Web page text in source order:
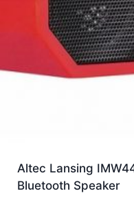
Altec Lansing
Bluetooth Speaker